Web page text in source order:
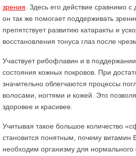
зрения . Здесь его действие сравнимо
он так же помогает поддерживать
препятствует развитию катаракты и
восстановления тонуса глаз после
Участвует рибофлавин и в
состояния кожных покровов. При
значительно облегчаются процессы
волосами, ногтями и кожей. Это
здоровее и красивее.
Учитывая такое большое количество
становится понятным, почему витамин
необходим организму для